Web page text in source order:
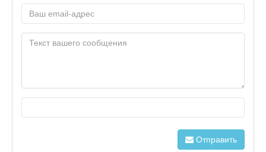
Отправить